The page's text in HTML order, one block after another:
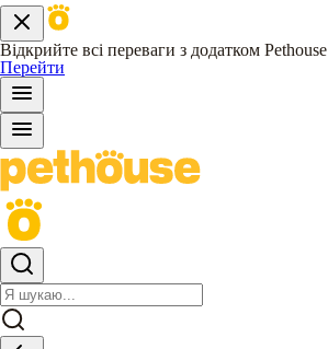
Відкрийте всі переваги з додатком Pethouse
Перейти